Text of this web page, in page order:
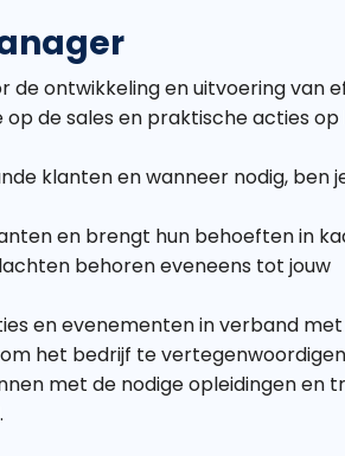
de ontwikkeling en uitvoering van
de sales en praktische acties
klanten en wanneer nodig, ben
en brengt hun behoeften in
behoren eveneens tot jouw
en evenementen in verband
het bedrijf te
met de nodige opleidingen en